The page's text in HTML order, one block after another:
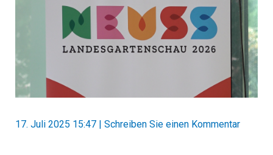
17. Juli 2025 15:47 | Schreiben Sie einen Kommentar